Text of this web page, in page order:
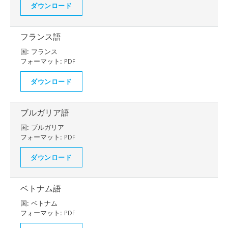
ダウンロード
フランス語
国: フランス
フォーマット: PDF
ダウンロード
ブルガリア語
国: ブルガリア
フォーマット: PDF
ダウンロード
ベトナム語
国: ベトナム
フォーマット: PDF